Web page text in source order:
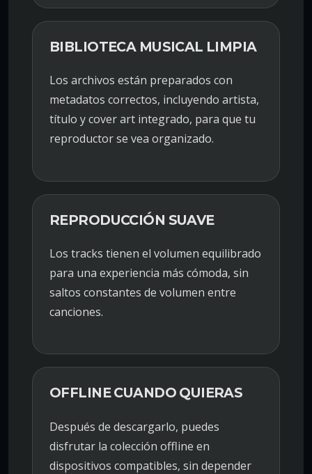
BIBLIOTECA MUSICAL LIMPIA
Los archivos están preparados con
metadatos correctos, incluyendo artista,
título y cover art integrado, para que tu
reproductor se vea organizado.
REPRODUCCIÓN SUAVE
Los tracks tienen el volumen equilibrado
para una experiencia más cómoda, sin
saltos constantes de volumen entre
canciones.
OFFLINE CUANDO QUIERAS
Después de descargarlo, puedes
disfrutar la colección offline en
dispositivos compatibles, sin depender